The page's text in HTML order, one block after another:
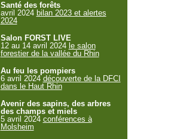
Santé des forêts
avril 2024 bilan 2023 et alertes
2024
Salon FORST LIVE
12 au 14 avril 2024 le salon
forestier de la vallée du Rhin
Au feu les pompiers
6 avril 2024 découverte de la DFCI
dans le Haut Rhin
Avenir des sapins, des arbres
des champs et miels
5 avril 2024 conférences à
Molsheim